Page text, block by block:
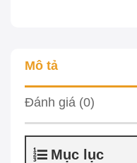
Mô tả
Đánh giá (0)
Mục lục